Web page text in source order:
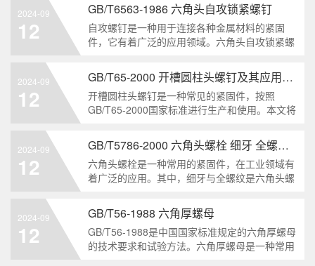
2024-09
12
GB/T6563-1986 六角头自攻锁紧螺钉
自攻螺钉是一种用于连接各种金属材料的紧固
件，它有着广泛的应用领域。六角头自攻锁紧螺
标准。本文将深度分析这种螺钉的特点、应用以
及制造要求等相关知识点，为读者提供全面的了
解。1. 六角头自
2024-09
12
GB/T65-2000 开槽圆柱头螺钉及其应用领域
开槽圆柱头螺钉是一种常见的紧固件，按照
GB/T65-2000国家标准进行生产和使用。本文将
领域，帮助读者更好地了解和应用该种螺钉。什
么是GB/T65-2000 开槽圆柱头螺钉？GB/T65-
200
2024-09
12
GB/T5786-2000 六角头螺栓 细牙 全螺纹——工业重要性和特点
六角头螺栓是一种常用的紧固件，在工业领域有
着广泛的应用。其中，细牙与全螺纹是六角头螺
两个方面，对GB/T5786-2000标准下的六角头螺
栓 细牙 全螺纹进行深度分析和知识挖掘。什么
是GB/T57
2024-09
12
GB/T56-1988 六角厚螺母
GB/T56-1988是中国国家标准规定的六角厚螺母
的技术要求和试验方法。六角厚螺母是一种常用